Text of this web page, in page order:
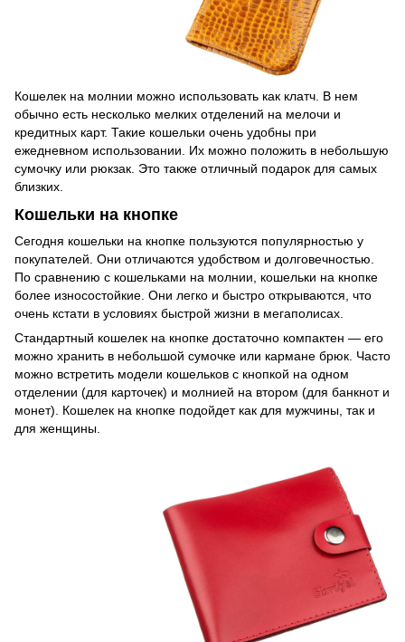
Кошелек на молнии можно использовать как клатч. В нем
обычно есть несколько мелких отделений на мелочи и
кредитных карт. Такие кошельки очень удобны при
ежедневном использовании. Их можно положить в небольшую
сумочку или рюкзак. Это также отличный подарок для самых
близких.
Кошельки на кнопке
Сегодня кошельки на кнопке пользуются популярностью у
покупателей. Они отличаются удобством и долговечностью.
По сравнению с кошельками на молнии, кошельки на кнопке
более износостойкие. Они легко и быстро открываются, что
очень кстати в условиях быстрой жизни в мегаполисах.
Стандартный кошелек на кнопке достаточно компактен — его
можно хранить в небольшой сумочке или кармане брюк. Часто
можно встретить модели кошельков с кнопкой на одном
отделении (для карточек) и молнией на втором (для банкнот и
монет). Кошелек на кнопке подойдет как для мужчины, так и
для женщины.